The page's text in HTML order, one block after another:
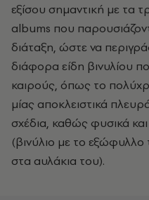
εξίσου σημαντική με τα
albums που
διάταξη, ώστε να
διάφορα είδη βινυλίου
καιρούς, όπως το
μίας αποκλειστικά
σχέδια, καθώς φυσικά
(βινύλιο με το εξώφυλλο
στα αυλάκια του).